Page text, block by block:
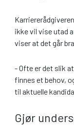
ikke vil vise utad
viser at det går
- Ofte er det slik
finnes et behov,
til aktuelle
Gjør